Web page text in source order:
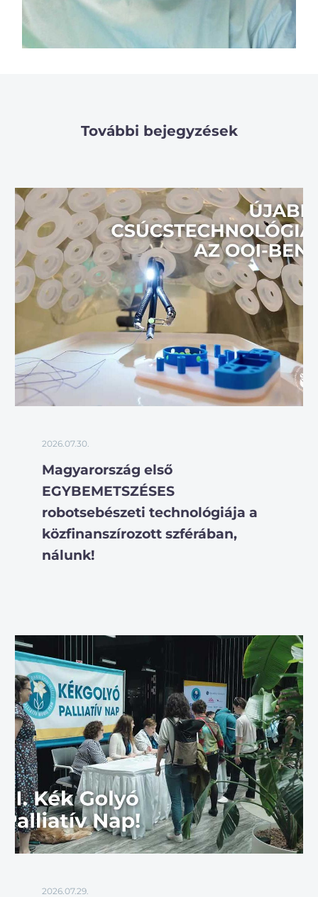
További bejegyzések
2026.07.30.
Magyarország első
EGYBEMETSZÉSES
robotsebészeti technológiája a
közfinanszírozott szférában,
nálunk!
2026.07.29.